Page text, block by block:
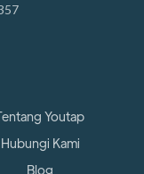
Youtap
Hubungi Kami
Blog